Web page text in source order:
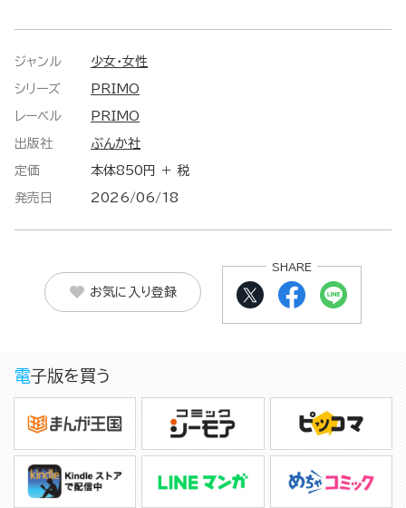
ジャンル 少女・女性
シリーズ PRIMO
レーベル PRIMO
出版社 ぶんか社
定価 本体850円 ＋ 税
発売日 2026/06/18
お気に入り登録
SHARE
電子版を買う